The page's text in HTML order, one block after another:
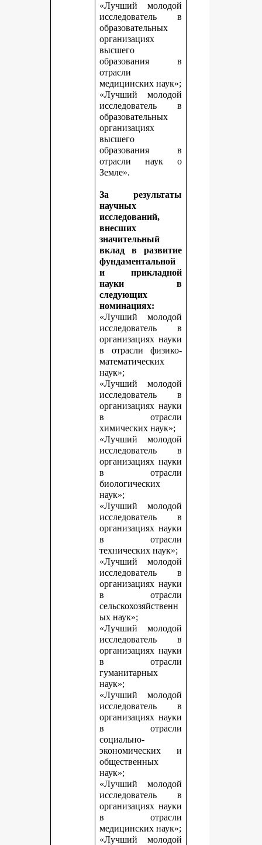
«Лучший молодой
исследователь в
образовательных
организациях
высшего
образования в
отрасли
медицинских наук»;
«Лучший молодой
исследователь в
образовательных
организациях
высшего
образования в
отрасли наук о
Земле».
За результаты
научных
исследований,
внесших
значительный
вклад в развитие
фундаментальной
и прикладной
науки в
следующих
номинациях:
«Лучший молодой
исследователь в
организациях науки
в отрасли физико-
математических
наук»;
«Лучший молодой
исследователь в
организациях науки
в отрасли
химических наук»;
«Лучший молодой
исследователь в
организациях науки
в отрасли
биологических
наук»;
«Лучший молодой
исследователь в
организациях науки
в отрасли
технических наук»;
«Лучший молодой
исследователь в
организациях науки
в отрасли
сельскохозяйственн
ых наук»;
«Лучший молодой
исследователь в
организациях науки
в отрасли
гуманитарных
наук»;
«Лучший молодой
исследователь в
организациях науки
в отрасли
социально-
экономических и
общественных
наук»;
«Лучший молодой
исследователь в
организациях науки
в отрасли
медицинских наук»;
«Лучший молодой